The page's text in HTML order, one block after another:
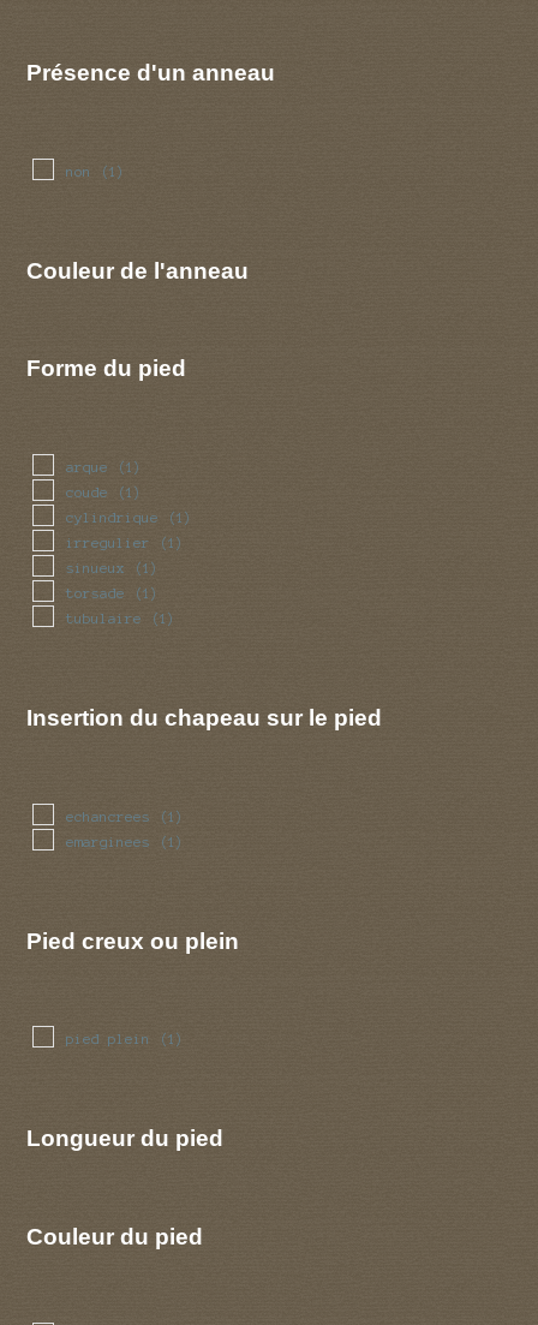
Présence d'un anneau
non (1)
Couleur de l'anneau
Forme du pied
arque (1)
coude (1)
cylindrique (1)
irregulier (1)
sinueux (1)
torsade (1)
tubulaire (1)
Insertion du chapeau sur le pied
echancrees (1)
emarginees (1)
Pied creux ou plein
pied plein (1)
Longueur du pied
Couleur du pied